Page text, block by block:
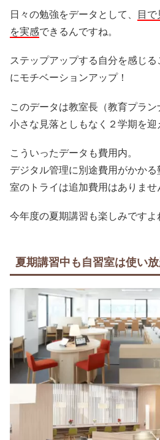
日々の勉強をデータとして、 目
を実感できるんですね。
ステップアップする自分を感じ
にモチベーションアップ！
このデータは教室長（教育プラン
小さな見落としもなく２学期を迎
こういったデータも費用内。
デジタル管理に別途費用がかか
室のトライは追加費用はありませ
今年度の夏期講習も楽しみですよ
夏期講習中も自習室は使い放